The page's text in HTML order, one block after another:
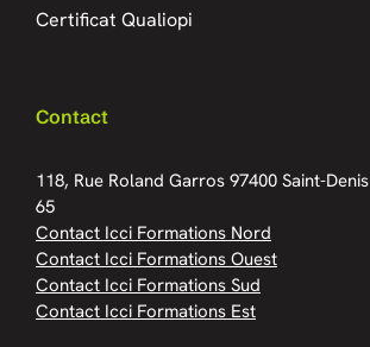
Certificat Qualiopi
Contact
118, Rue Roland Garros 97400 Saint-Denis
65
Contact Icci Formations Nord
Contact Icci Formations Ouest
Contact Icci Formations Sud
Contact Icci Formations Est